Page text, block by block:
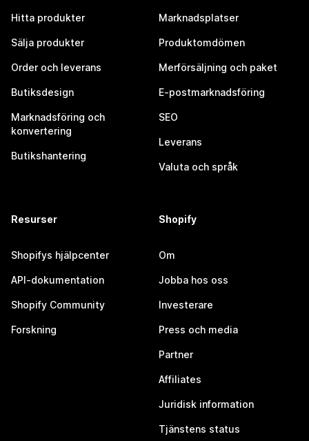
Hitta produkter
Sälja produkter
Order och leverans
Butiksdesign
Marknadsföring och
konvertering
Butikshantering
Marknadsplatser
Produktomdömen
Merförsäljning och paket
E-postmarknadsföring
SEO
Leverans
Valuta och språk
Resurser
Shopifys hjälpcenter
API-dokumentation
Shopify Community
Forskning
Shopify
Om
Jobba hos oss
Investerare
Press och media
Partner
Affiliates
Juridisk information
Tjänstens status